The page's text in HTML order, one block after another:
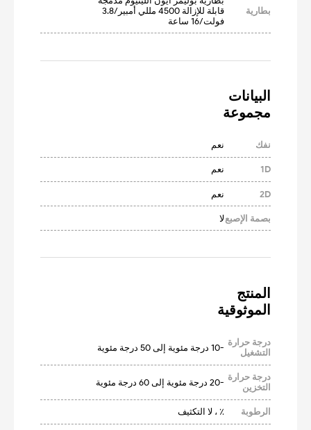
بطارية
قابلة للإزالة 4500 مللي أمبير/3.8
فولت/16 ساعة
مجموعة
نفك نعم
1D نعم
2D نعم
بصمة الإصبعلا
الموثوقية
درجة حرارة
التشغيل
-10 درجة مئوية إلى 50 درجة مئوية
درجة حرارة
التخزين
-20 درجة مئوية إلى 60 درجة مئوية
الرطوبة ٪ ، لا التكثيف